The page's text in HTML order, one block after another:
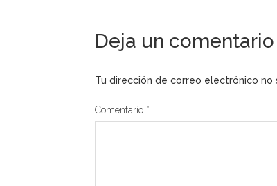
Deja un comentario
Tu dirección de correo electrónico no
Comentario *